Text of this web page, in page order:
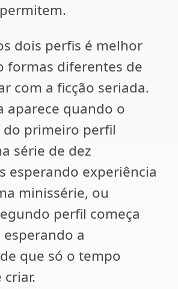
dois perfis é melhor
formas diferentes de
com a ficção seriada.
aparece quando o
do primeiro perfil
série de dez
esperando experiência
minissérie, ou
perfil começa
a
que só o tempo